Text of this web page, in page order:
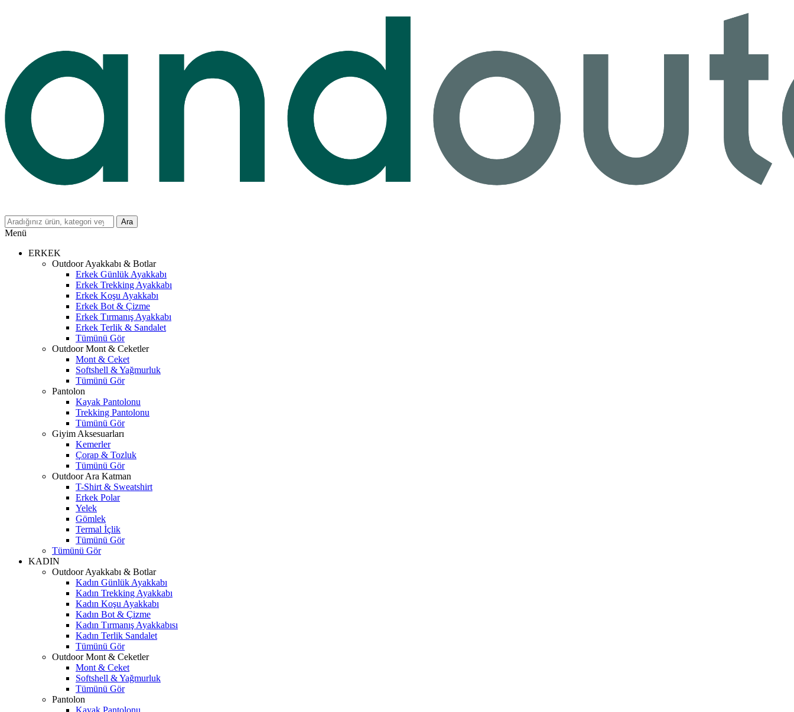
Ara
Menü
ERKEK
Outdoor Ayakkabı & Botlar
Erkek Günlük Ayakkabı
Erkek Trekking Ayakkabı
Erkek Koşu Ayakkabı
Erkek Bot & Çizme
Erkek Tırmanış Ayakkabı
Erkek Terlik & Sandalet
Tümünü Gör
Outdoor Mont & Ceketler
Mont & Ceket
Softshell & Yağmurluk
Tümünü Gör
Pantolon
Kayak Pantolonu
Trekking Pantolonu
Tümünü Gör
Giyim Aksesuarları
Kemerler
Çorap & Tozluk
Tümünü Gör
Outdoor Ara Katman
T-Shirt & Sweatshirt
Erkek Polar
Yelek
Gömlek
Termal İçlik
Tümünü Gör
Tümünü Gör
KADIN
Outdoor Ayakkabı & Botlar
Kadın Günlük Ayakkabı
Kadın Trekking Ayakkabı
Kadın Koşu Ayakkabı
Kadın Bot & Çizme
Kadın Tırmanış Ayakkabısı
Kadın Terlik Sandalet
Tümünü Gör
Outdoor Mont & Ceketler
Mont & Ceket
Softshell & Yağmurluk
Tümünü Gör
Pantolon
Kayak Pantolonu